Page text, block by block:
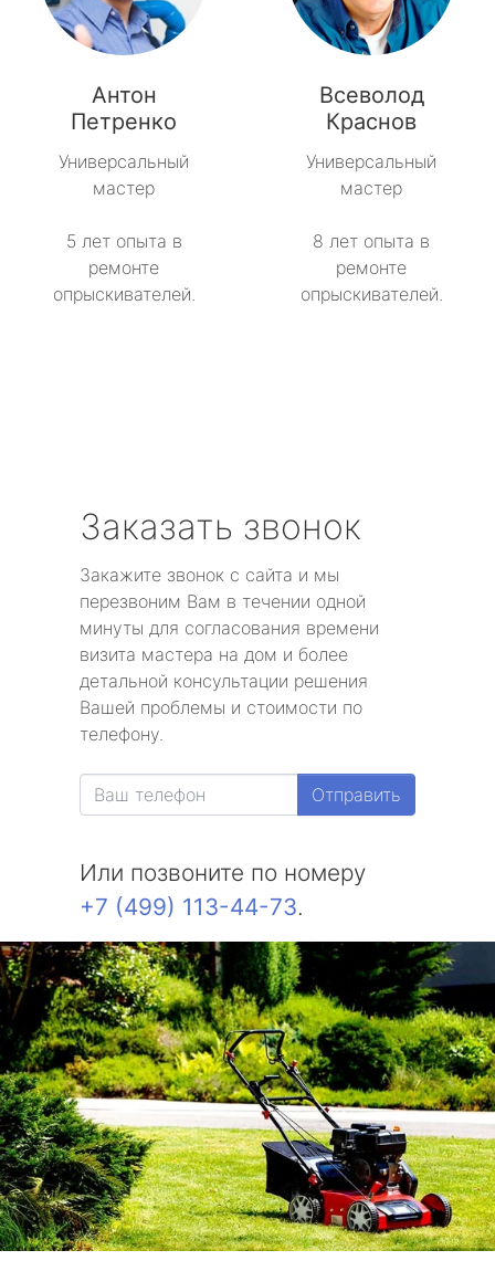
Антон
Петренко
Универсальный
мастер
5 лет опыта в
ремонте
опрыскивателей.
Всеволод
Краснов
Универсальный
мастер
8 лет опыта в
ремонте
опрыскивателей.
Заказать звонок
Закажите звонок с сайта и мы
перезвоним Вам в течении одной
минуты для согласования времени
визита мастера на дом и более
детальной консультации решения
Вашей проблемы и стоимости по
телефону.
Отправить
Или позвоните по номеру
+7 (499) 113-44-73.